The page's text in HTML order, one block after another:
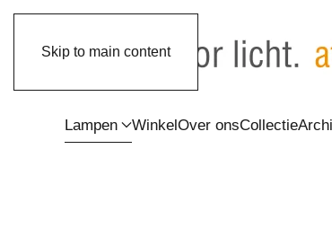
Skip to main content
Lampen WinkelOver onsCollectie